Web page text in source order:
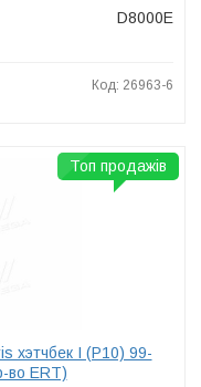
D8000E
Код: 26963-6
хэтчбек I (P10) 99-
во ERT)
Топ продажів